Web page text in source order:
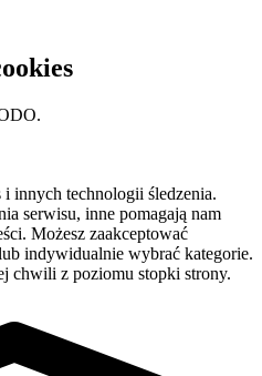
innych technologii śledzenia.
serwisu, inne pomagają nam
Możesz zaakceptować
indywidualnie wybrać kategorie.
chwili z poziomu stopki strony.